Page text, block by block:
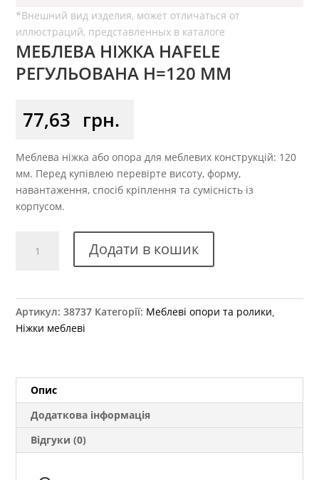
МЕБЛЕВА НІЖКА HAFELE
РЕГУЛЬОВАНА H=120 ММ
77,63 грн.
Меблева ніжка або опора для меблевих конструкцій: 120
мм. Перед купівлею перевірте висоту, форму,
навантаження, спосіб кріплення та сумісність із
корпусом.
ніжка
мм
Додати в кошик
Артикул:38737 Категорії: Меблеві опори та ролики
Ніжки меблеві
Опис
Додаткова інформація
Відгуки (0)